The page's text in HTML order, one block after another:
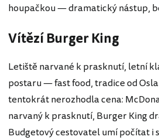
houpačkou — dramatický nástup,
Vítězí Burger King
Letiště narvané k prasknutí, letní
postaru — fast food, tradice od
tentokrát nerozhodla cena:
narvaný k prasknutí, Burger King
Budgetový cestovatel umí počítat i